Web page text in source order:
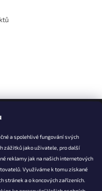
a spolehlivé fungování svých
zážitků jako uživatele, pro další
reklamy jak na našich internetových
Využíváme k tomu získané
stránek a o koncových zařízeních.